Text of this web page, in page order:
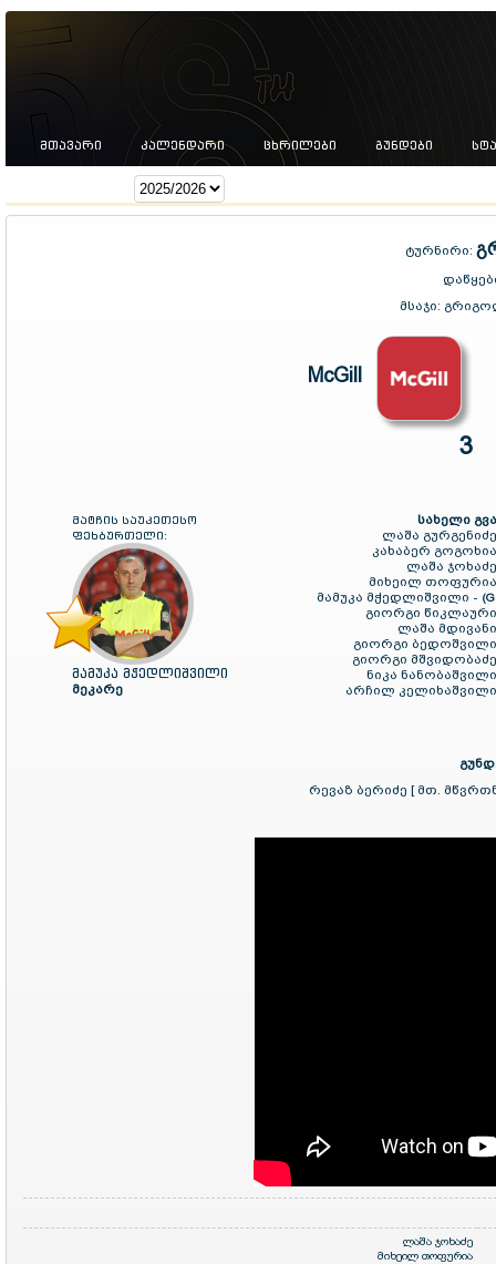
ᲛᲗᲐᲕᲐᲠᲘ ᲙᲐᲚᲔᲜᲓᲐᲠᲘ ᲪᲮᲠᲘᲚᲔᲑᲘ ᲒᲣᲜᲓᲔᲑᲘ
ტურნირი:
მსაჯი:
McGill
3
მატჩის საუკეთესო
ფეხბურთელი:
მამუკა მჭედლიშვილი
მეკარე
სახელი
ლაშა
კახაბერ
ლაშა
მიხეილ
მამუკა მჭედლიშვილი -
გიორგი
ლაშა
გიორგი
გიორგი
ნიკა
არჩილ
რევაზ ბერიძე [ მთ.
ლაშა ჯოხაძე
მიხეილ თოფურია